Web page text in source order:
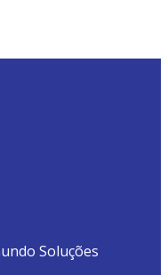
Soluções